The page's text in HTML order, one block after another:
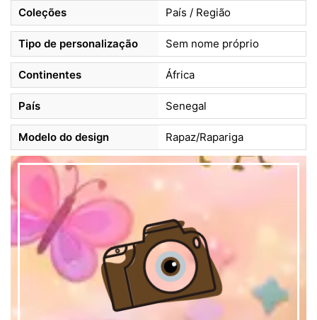
Coleções País / Região
Tipo de personalização Sem nome próprio
Continentes África
País Senegal
Modelo do design Rapaz/Rapariga